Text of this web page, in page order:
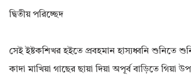
দ্বিতীয় পরিচ্ছেদ
সেই ইষ্টকশিখর হইতে প্রবহমান হাস্যধ্বনি শুনিতে
কাদা মাখিয়া গাছের ছায়া দিয়া অপূর্ব বাড়িতে গিয়া